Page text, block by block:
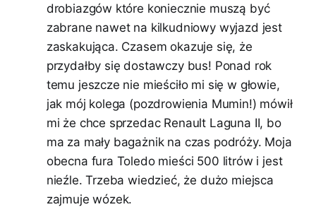
drobiazgów które koniecznie muszą być
zabrane nawet na kilkudniowy wyjazd jest
zaskakująca. Czasem okazuje się, że
przydałby się dostawczy bus! Ponad rok
temu jeszcze nie mieściło mi się w głowie,
jak mój kolega (pozdrowienia Mumin!) mówił
mi że chce sprzedac Renault Laguna II, bo
ma za mały bagażnik na czas podróży. Moja
obecna fura Toledo mieści 500 litrów i jest
nieźle. Trzeba wiedzieć, że dużo miejsca
zajmuje wózek.